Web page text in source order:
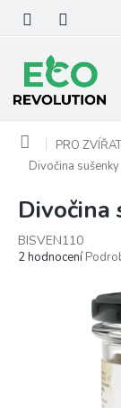
obsah
Domů PRO
Divočina
Divočina
BISVEN110
Průměrné
2 hodnocení